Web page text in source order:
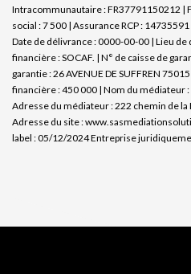
Intracommunautaire : FR37791150212 |
social : 7 500 | Assurance RCP : 14735591
Date de délivrance : 0000-00-00 | Lieu de
financière : SOCAF. | N° de caisse de
garantie : 26 AVENUE DE SUFFREN
financière : 450 000 | Nom du médiateur :
Adresse du médiateur : 222 chemin de
Adresse du site :
label : 05/12/2024Entreprise